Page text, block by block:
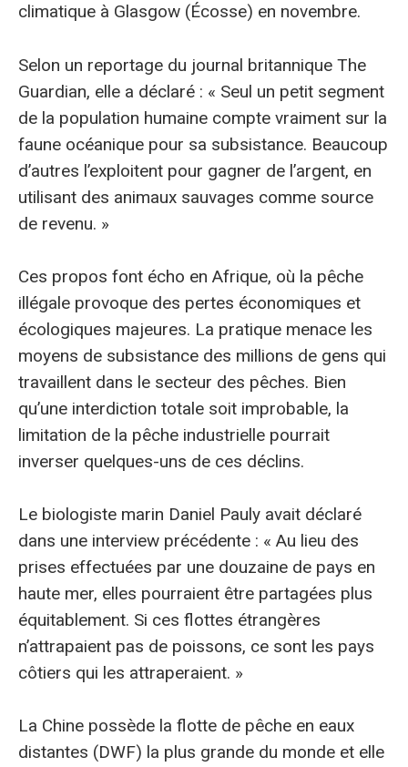
climatique à Glasgow (Écosse) en novembre.
Selon un reportage du journal britannique The
Guardian, elle a déclaré : « Seul un petit segment
de la population humaine compte vraiment sur la
faune océanique pour sa subsistance. Beaucoup
d’autres l’exploitent pour gagner de l’argent, en
utilisant des animaux sauvages comme source
de revenu. »
Ces propos font écho en Afrique, où la pêche
illégale provoque des pertes économiques et
écologiques majeures. La pratique menace les
moyens de subsistance des millions de gens qui
travaillent dans le secteur des pêches. Bien
qu’une interdiction totale soit improbable, la
limitation de la pêche industrielle pourrait
inverser quelques-uns de ces déclins.
Le biologiste marin Daniel Pauly avait déclaré
dans une interview précédente : « Au lieu des
prises effectuées par une douzaine de pays en
haute mer, elles pourraient être partagées plus
équitablement. Si ces flottes étrangères
n’attrapaient pas de poissons, ce sont les pays
côtiers qui les attraperaient. »
La Chine possède la flotte de pêche en eaux
distantes (DWF) la plus grande du monde et elle